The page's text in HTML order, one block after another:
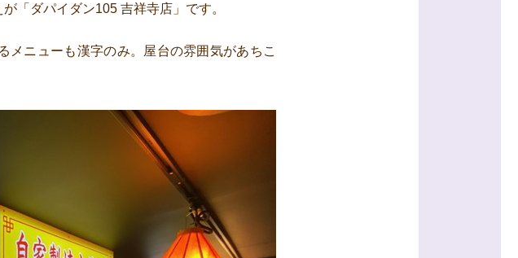
「ダパイダン105 吉祥寺店」です。
メニューも漢字のみ。屋台の雰囲気があちこ